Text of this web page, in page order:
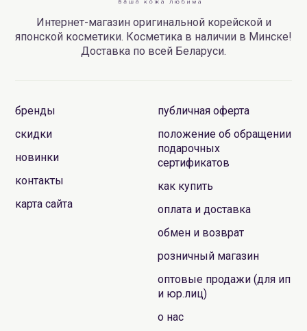
Интернет-магазин оригинальной корейской и
японской косметики. Косметика в наличии в Минске!
Доставка по всей Беларуси.
бренды
скидки
новинки
контакты
карта сайта
публичная оферта
положение об обращении
подарочных
сертификатов
как купить
оплата и доставка
обмен и возврат
розничный магазин
оптовые продажи (для ип
и юр.лиц)
о нас